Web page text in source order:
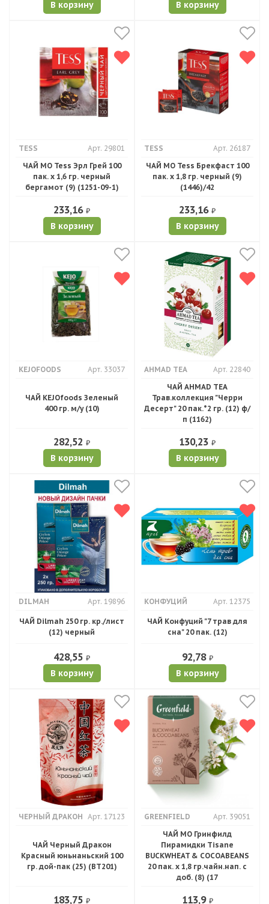
В корзину В корзину
TESS
Арт. 29801
ЧАЙ МО Tess Эрл Грей 100
пак. х 1,6 гр. черный
бергамот (9) (1251-09-1)
233,16 ₽
В корзину
TESS
Арт. 26187
ЧАЙ МО Tess Брекфаст 100
пак. х 1,8 гр. черный (9)
(1446)/42
233,16 ₽
В корзину
KEJOFOODS Арт. 33037
ЧАЙ KEJOfoods Зеленый
400 гр. м/у (10)
282,52 ₽
В корзину
AHMAD TEA
Арт. 22840
ЧАЙ AHMAD TEA
Трав.коллекция "Черри
Десерт" 20 пак.*2 гр. (12) ф/
п (1162)
130,23 ₽
В корзину
DILMAH Арт. 19896
ЧАЙ Dilmah 250 гр. кр./лист
(12) черный
428,55 ₽
В корзину
КОНФУЦИЙ Арт. 12375
ЧАЙ Конфуций "7 трав для
сна" 20 пак. (12)
92,78 ₽
В корзину
ЧЕРНЫЙ ДРАКОН Арт. 17123
ЧАЙ Черный Дракон
Красный юньнаньский 100
гр. дой-пак (25) (ВТ201)
183,75 ₽
GREENFIELD
Арт. 39051
ЧАЙ МО Гринфилд
Пирамидки Tisane
BUCKWHEAT & COCOABEANS
20 пак. х 1,8 гр.чайн.нап. с
доб. (8) (17
113,9 ₽